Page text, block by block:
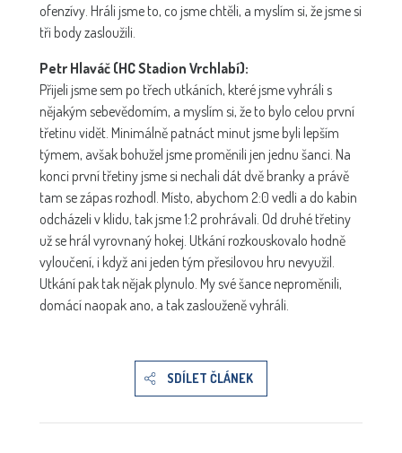
ofenzívy. Hráli jsme to, co jsme chtěli, a myslím si, že jsme si
tři body zasloužili.
Petr Hlaváč (HC Stadion Vrchlabí):
Přijeli jsme sem po třech utkáních, které jsme vyhráli s
nějakým sebevědomím, a myslím si, že to bylo celou první
třetinu vidět. Minimálně patnáct minut jsme byli lepším
týmem, avšak bohužel jsme proměnili jen jednu šanci. Na
konci první třetiny jsme si nechali dát dvě branky a právě
tam se zápas rozhodl. Místo, abychom 2:0 vedli a do kabin
odcházeli v klidu, tak jsme 1:2 prohrávali. Od druhé třetiny
už se hrál vyrovnaný hokej. Utkání rozkouskovalo hodně
vyloučení, i když ani jeden tým přesilovou hru nevyužil.
Utkání pak tak nějak plynulo. My své šance neproměnili,
domácí naopak ano, a tak zaslouženě vyhráli.
SDÍLET ČLÁNEK